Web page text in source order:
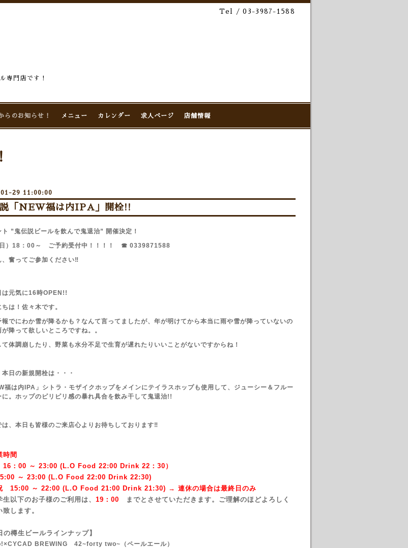
Tel / 03-3987-1588
専門店です！
らのお知らせ！ メニュー カレンダー 求人ページ 店舗情報
29 11:00:00
説「NEW福は内IPA」開栓!!
ト ”鬼伝説ビールを飲んで鬼退治” 開催決定！
）18：00～ ご予約受付中！！！！ ☎ 0339871588
、奮ってご参加ください‼
は元気に16時OPEN!!
ちは！佐々木です。
報でにわか雪が降るかも？なんて言ってましたが、年が明けてから本当に雨や雪が降っていないの
が降って欲しいところですね。。
て体調崩したり、野菜も水分不足で生育が遅れたりいいことがないですからね！
本日の新規開栓は・・・
福は内IPA」シトラ・モザイクホップをメインにテイラスホップも使用して、ジューシー＆フルー
に。ホップのピリピリ感の暴れ具合を飲み干して鬼退治!!
は、本日も皆様のご来店心よりお待ちしております‼
間
：00 ～ 23:00 (L.O Food 22:00 Drink 22：30）
～ 23:00 ( L.O Food 22:00 Drink 22:30)
15:00 ～ 22:00 (L.O Food 21:00 Drink 21:30) → 連休の場合は最終日のみ
生以下のお子様のご利用は、 19：00
までとさせていただきます。ご理解のほどよろしく
致します。
の樽生ビールラインナップ】
BREWING 42~forty two~ （ペールエール）